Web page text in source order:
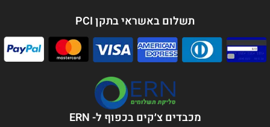
תשלום באשראי בתקן PCI
מכבדים צ׳קים בכפוף ל- ERN